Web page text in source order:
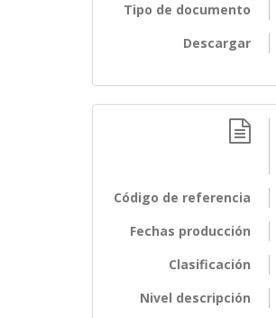
Tipo de documento
Descargar
Código de referencia
Fechas producción
Clasificación
Nivel descripción